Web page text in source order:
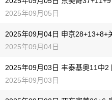
2025年09月05日
2025年09月04日
2025年09月03日